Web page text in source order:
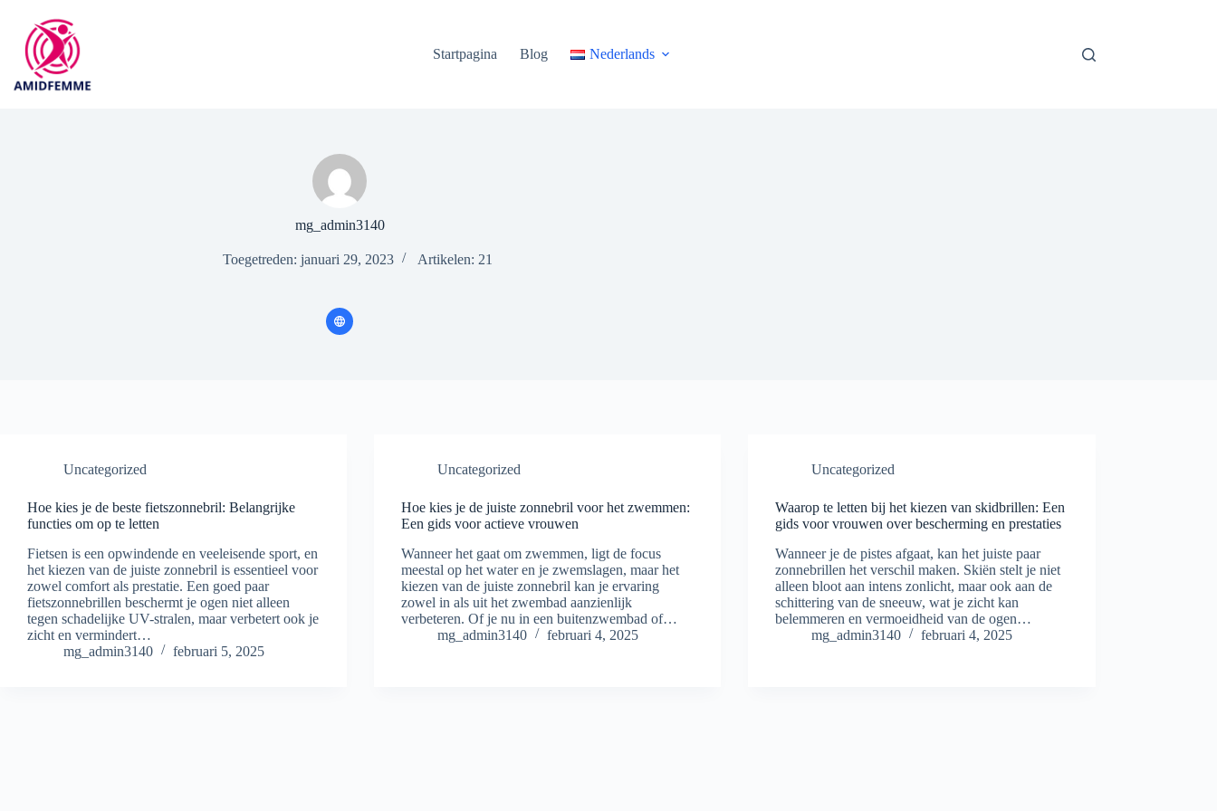
inhoud
Startpagina Blog Nederlands
mg_admin3140
Toegetreden: januari 29, 2023 Artikelen: 21
Uncategorized
Hoe kies je de beste fietszonnebril: Belangrijke
functies om op te letten
Fietsen is een opwindende en veeleisende sport, en
het kiezen van de juiste zonnebril is essentieel voor
zowel comfort als prestatie. Een goed paar
fietszonnebrillen beschermt je ogen niet alleen
tegen schadelijke UV-stralen, maar verbetert ook je
zicht en vermindert…
mg_admin3140
februari 5, 2025
Uncategorized
Hoe kies je de juiste zonnebril voor het zwemmen:
Een gids voor actieve vrouwen
Wanneer het gaat om zwemmen, ligt de focus
meestal op het water en je zwemslagen, maar het
kiezen van de juiste zonnebril kan je ervaring
zowel in als uit het zwembad aanzienlijk
verbeteren. Of je nu in een buitenzwembad of…
mg_admin3140
februari 4, 2025
Uncategorized
Waarop te letten bij het kiezen van skidbrillen: Een
gids voor vrouwen over bescherming en prestaties
Wanneer je de pistes afgaat, kan het juiste paar
zonnebrillen het verschil maken. Skiën stelt je niet
alleen bloot aan intens zonlicht, maar ook aan de
schittering van de sneeuw, wat je zicht kan
belemmeren en vermoeidheid van de ogen…
mg_admin3140
februari 4, 2025